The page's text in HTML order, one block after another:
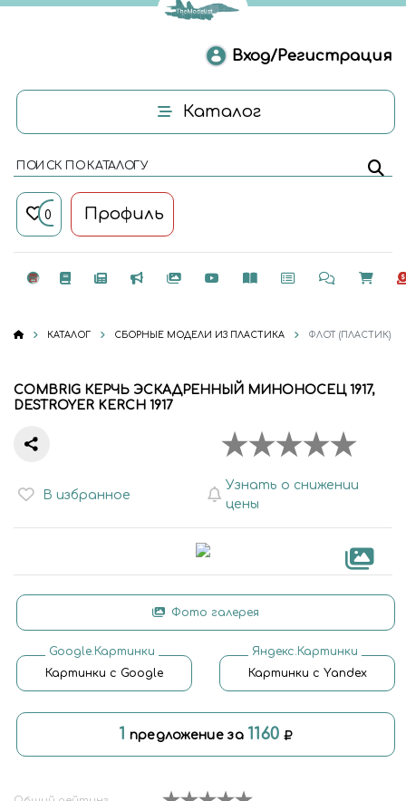
Вход/Регистрация
Каталог
ПОИСК ПО КАТАЛОГУ
0 Профиль
КАТАЛОГ СБОРНЫЕ МОДЕЛИ ИЗ ПЛАСТИКА ФЛОТ (ПЛАСТИК)
COMBRIG КЕРЧЬ ЭСКАДРЕННЫЙ МИНОНОСЕЦ 1917,
DESTROYER KERCH 1917
В избранное
Узнать о снижении
цены
Фото галерея
Google.Картинки
Картинки с Google
Яндекс.Картинки
Картинки с Yandex
1 предложение за 1160